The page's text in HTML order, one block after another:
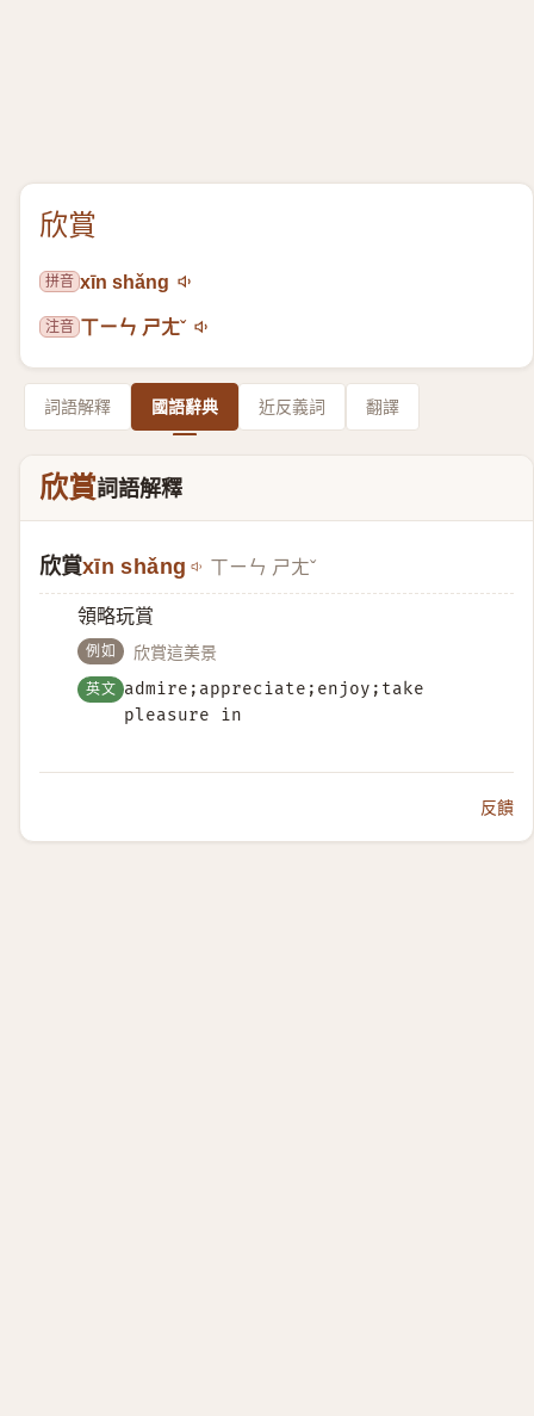
欣賞
拼音 xīn shǎng
注音 ㄒㄧㄣ ㄕㄤˇ
詞語解釋 國語辭典 近反義詞 翻譯
欣賞詞語解釋
欣賞xīn shǎng ㄒㄧㄣ ㄕㄤˇ
領略玩賞
例如 欣賞這美景
英文 admire;appreciate;enjoy;take
pleasure in
反饋